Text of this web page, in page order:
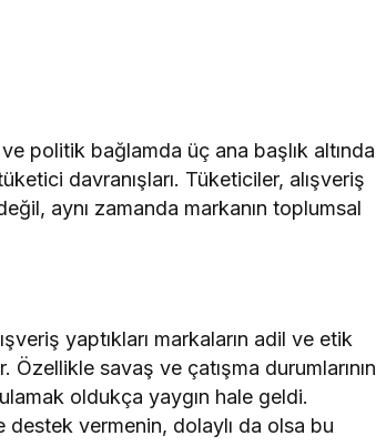
politik bağlamda üç ana başlık altında
davranışları. Tüketiciler, alışveriş
aynı zamanda markanın toplumsal
yaptıkları markaların adil ve etik
savaş ve çatışma durumlarının
oldukça yaygın hale geldi.
vermenin, dolaylı da olsa bu